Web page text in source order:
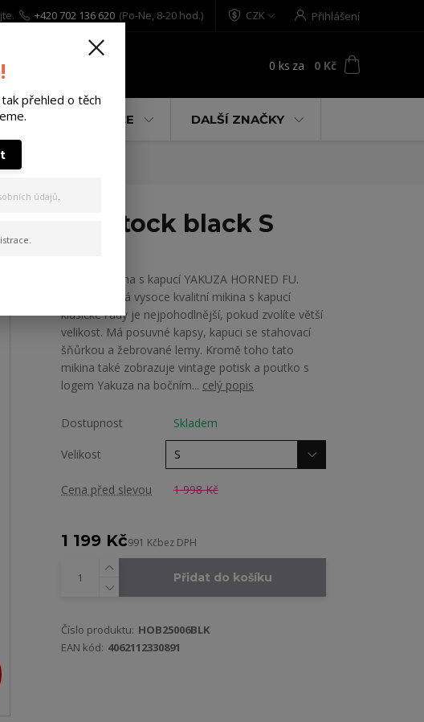
CZK Přihlášení
+420 702 136 620 (Po-Ne, 8-20 hod.)
0 ks za 0 Kč
% AKCE DALŠÍ ZNAČKY
B-stock black S
Pánská mikina s kapucí YAKUZA HORNED FU.
Tato ikonická vysoce kvalitní mikina s kapucí
klasické řady je nejpohodlnější, pokud zvolíte větší
velikost. Má posuvné kapsy, kapuci se stahovací
šňůrkou a žebrované lemy. Kromě toho tato
mikina také zobrazuje vintage potisk a poutko s
logem Yakuza na bočním... celý popis
Dostupnost Skladem
Velikost
Cena před slevou 1 998 Kč
1 199 Kč991 Kčbez DPH
Přidat do košíku
Číslo produktu: HOB25006BLK
EAN kód: 4062112330891
přehled o těch
údajů.